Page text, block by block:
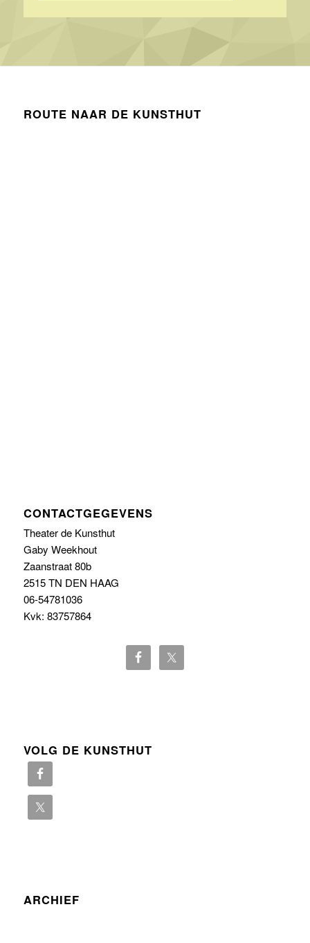
ROUTE NAAR DE KUNSTHUT
CONTACTGEGEVENS
Theater de Kunsthut
Gaby Weekhout
Zaanstraat 80b
2515 TN DEN HAAG
06-54781036
Kvk: 83757864
VOLG DE KUNSTHUT
ARCHIEF